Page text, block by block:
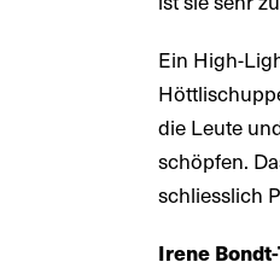
Ein High-
die Leute
schöpfen.
schliesslich
Irene